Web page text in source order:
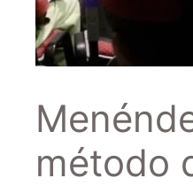
método